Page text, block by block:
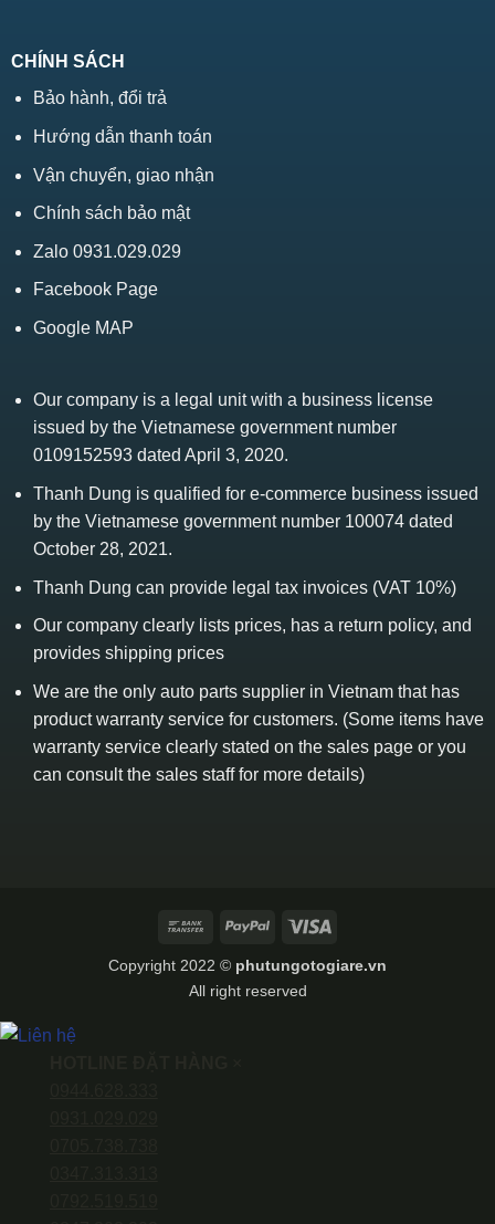
CHÍNH SÁCH
Bảo hành, đổi trả
Hướng dẫn thanh toán
Vận chuyển, giao nhận
Chính sách bảo mật
Zalo 0931.029.029
Facebook Page
Google MAP
Our company is a legal unit with a business license
issued by the Vietnamese government number
0109152593 dated April 3, 2020.
Thanh Dung is qualified for e-commerce business issued
by the Vietnamese government number 100074 dated
October 28, 2021.
Thanh Dung can provide legal tax invoices (VAT 10%)
Our company clearly lists prices, has a return policy, and
provides shipping prices
We are the only auto parts supplier in Vietnam that has
product warranty service for customers. (Some items have
warranty service clearly stated on the sales page or you
can consult the sales staff for more details)
Bank
PayPal
Copyright 2022 © phutungotogiare.vn
All right reserved